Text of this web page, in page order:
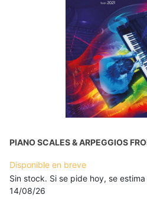
PIANO SCALES & ARPEGGIOS
Disponible en breve
Sin stock. Si se pide hoy, se
14/08/26